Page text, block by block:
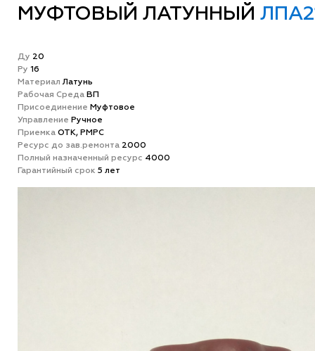
МУФТОВЫЙ ЛАТУННЫЙ
Ду 20
Ру 16
МатeриалЛатунь
Рабочая Среда ВП
Присоединение Муфтовое
Управление Ручное
Приемка ОТК, РМРС
Ресурс до зав.ремонта 2000
Полный назначенный ресурс 4000
Гарантийный срок 5 лет